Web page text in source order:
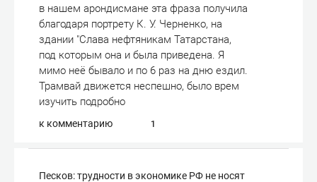
в нашем арондисмане эта фраза получила
благодаря портрету К. У. Черненко, на
здании "Слава нефтяникам Татарстана,
под которым она и была приведена. Я
мимо неё бывало и по 6 раз на дню ездил.
Трамвай движется неспешно, было врем
изучить подробно
к комментарию 1
Песков: трудности в экономике РФ не носят